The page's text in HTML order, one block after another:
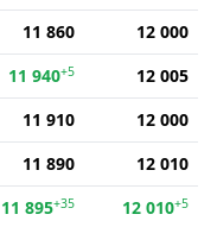
11 860
12 000
11 940+5
12 005
11 910
12 000
11 890
12 010
11 895+35 12 010+5